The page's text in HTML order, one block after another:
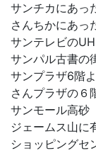
サンチカにあっ
さんちかにあっ
サンテレビの
サンパル古書の
サンプラザ6階
さんプラザの６
サンモール高砂
ジェームス山に
ショッピング